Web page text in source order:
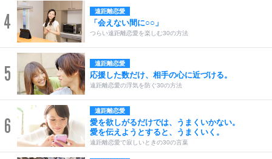
4 遠距離恋愛
「会えない間に○○」
つらい遠距離恋愛を楽しむ30の方法
5 遠距離恋愛
応援した数だけ、相手の心に近づける。
遠距離恋愛の浮気を防ぐ30の方法
6
遠距離恋愛
愛を欲しがるだけでは、うまくいかない。
愛を伝えようとすると、うまくいく。
遠距離恋愛で寂しいときの30の言葉